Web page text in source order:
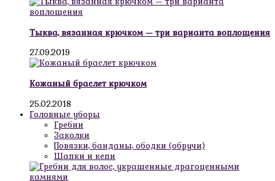
Тыква, вязанная крючком — три варианта воплощения
27.09.2019
Кожаный браслет крючком
25.02.2018
Головные уборы
Гребни
Заколки
Повязки, банданы, ободки (обручи)
Шапки и кепи